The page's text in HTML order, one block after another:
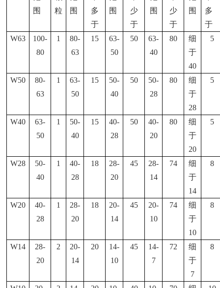
围
粒
围
多
于
围
少
于
围
少
于
围
多
于
W63
100-
80
1
80-
63
15
63-
50
50
63-
40
80
细
于
40
5
W50
80-
63
1
63-
50
15
50-
40
50
50-
28
80
细
于
28
5
W40
63-
50
1
50-
40
15
40-
28
50
40-
20
80
细
于
20
5
W28
50-
40
1
40-
28
18
28-
20
45
28-
14
74
细
于
14
8
W20
40-
28
1
28-
20
18
20-
14
45
20-
10
74
细
于
10
8
W14
28-
20
2
20-
14
20
14-
10
45
14-
7
72
细
于
7
8